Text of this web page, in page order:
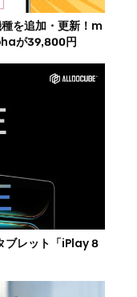
を追加・更新！m
が39,800円
ブレット「iPlay 8